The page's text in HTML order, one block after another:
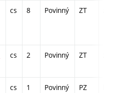
cs 8 Povinný ZT
cs 2 Povinný ZT
cs 1 Povinný PZ